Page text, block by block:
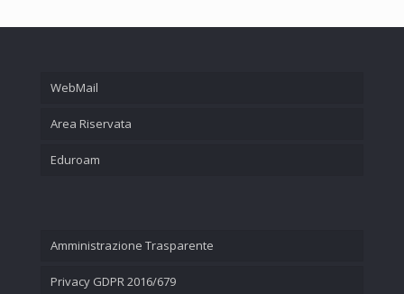
WebMail
Area Riservata
Eduroam
Amministrazione Trasparente
Privacy GDPR 2016/679